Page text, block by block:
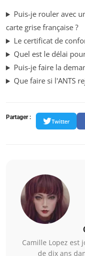
Puis-je rouler avec
carte grise française ?
Le certificat de
Quel est le délai
Puis-je faire la
Que faire si l'ANTS
Partager :
Twitter
Camille Lopez est
de dix ans